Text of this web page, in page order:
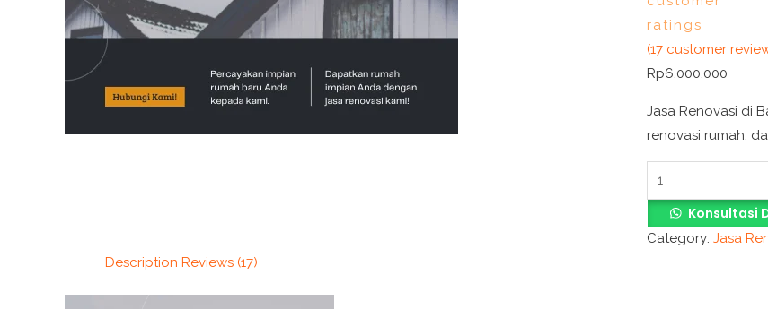
ratings
(17 customer
Rp6.000.000
Jasa Renovasi di
renovasi rumah,
Konsultasi
Category: Jasa
Description Reviews (17)